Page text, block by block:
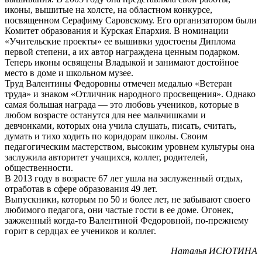
иконы, вышитые на холсте, на областном конкурсе,
посвященном Серафиму Саровскому. Его организатором были
Комитет образования и Курская Епархия. В номинации
«Учительские проекты» ее вышивки удостоены Диплома
первой степени, а их автор награждена ценным подарком.
Теперь иконы освящены Владыкой и занимают достойное
место в доме и школьном музее.
Труд Валентины Федоровны отмечен медалью «Ветеран
труда» и знаком «Отличник народного просвещения». Однако
самая большая награда — это любовь учеников, которые в
любом возрасте останутся для нее мальчишками и
девчонками, которых она учила слушать, писать, считать,
думать и тихо ходить по коридорам школы. Своим
педагогическим мастерством, высоким уровнем культуры она
заслужила авторитет учащихся, коллег, родителей,
общественности.
В 2013 году в возрасте 67 лет ушла на заслуженный отдых,
отработав в сфере образования 49 лет.
Выпускники, которым по 50 и более лет, не забывают своего
любимого педагога, они частые гости в ее доме. Огонек,
зажженный когда-то Валентиной Федоровной, по-прежнему
горит в сердцах ее учеников и коллег.
Наталья ИСЮТИНА